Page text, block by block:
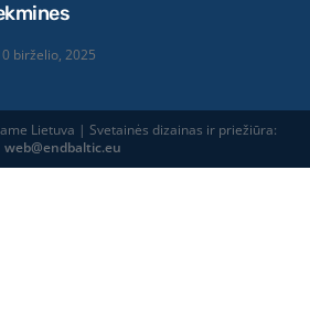
birželio, 2025
Lietuva | Svetainės dizainas ir priežiūra:
web@endbaltic.eu